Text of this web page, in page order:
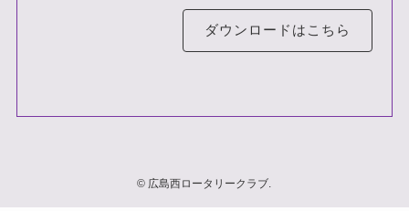
ダウンロードはこちら
© 広島西ロータリークラブ.